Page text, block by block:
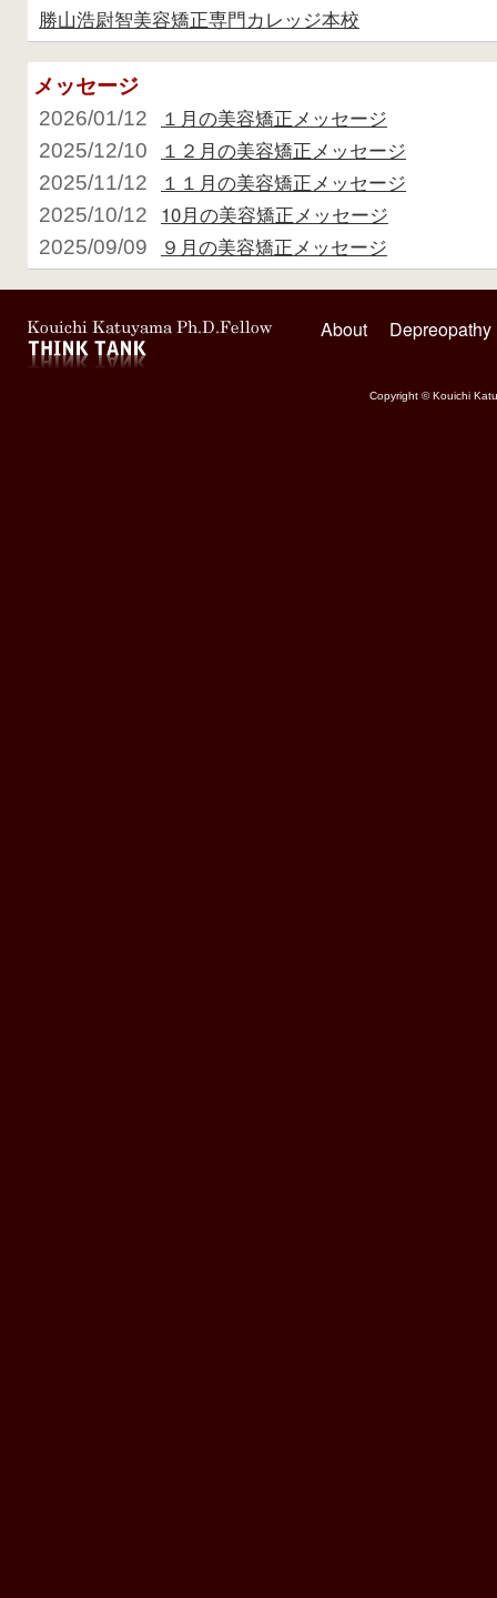
勝山浩尉智美容矯正専門カレッジ本校
メッセージ
2026/01/12 １月の美容矯正メッセージ
2025/12/10 １２月の美容矯正メッセージ
2025/11/12 １１月の美容矯正メッセージ
2025/10/12 10月の美容矯正メッセージ
2025/09/09 ９月の美容矯正メッセージ
About Depreopathy
Copyright © Kouichi